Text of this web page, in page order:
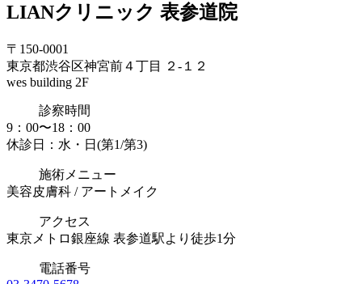
LIANクリニック 表参道院
〒150-0001
東京都渋谷区神宮前４丁目 ２-１２
wes building 2F
診察時間
9：00〜18：00
休診日：水・日(第1/第3)
施術メニュー
美容皮膚科 / アートメイク
アクセス
東京メトロ銀座線 表参道駅より徒歩1分
電話番号